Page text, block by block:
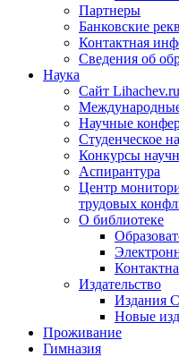
Партнеры
Банковские
Контактная
Сведения об
Наука
Сайт Lihachev.ru
Научные
Студенческое
Конкурсы
Аспирантура
Центр
трудовых
О библиотеке
Издательство
Издания
Новые
Проживание
Гимназия